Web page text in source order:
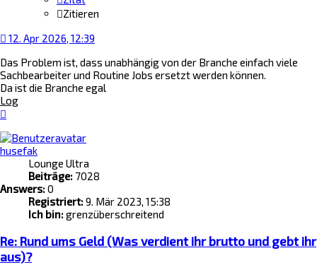
Zitieren
12. Apr 2026, 12:39
Das Problem ist, dass unabhängig von der Branche einfach viele
Sachbearbeiter und Routine Jobs ersetzt werden können.
Da ist die Branche egal
Log
husefak
Lounge Ultra
Beiträge: 7028
Answers:0
Registriert:9. Mär 2023, 15:38
Ich bin:grenzüberschreitend
Re: Rund ums Geld (Was verdient ihr brutto und gebt ihr
aus)?